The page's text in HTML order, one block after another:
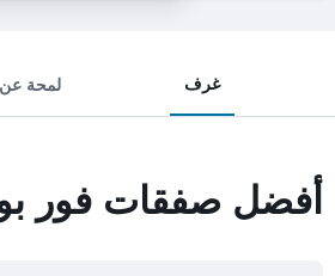
غرف لمحة عن
أفضل صفقات فور